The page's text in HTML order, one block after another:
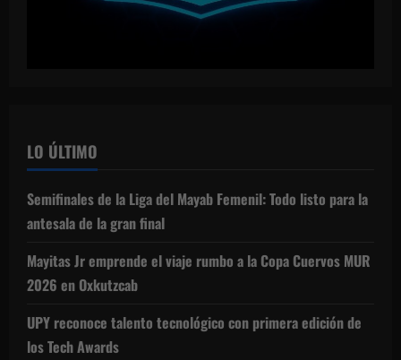
LO ÚLTIMO
Semifinales de la Liga del Mayab Femenil: Todo listo para la
antesala de la gran final
Mayitas Jr emprende el viaje rumbo a la Copa Cuervos MUR
2026 en Oxkutzcab
UPY reconoce talento tecnológico con primera edición de
los Tech Awards